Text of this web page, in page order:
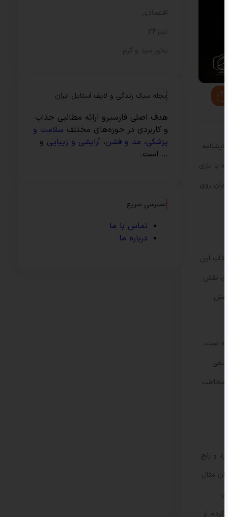
با بازی
روی
این
نقش
نقش
است،
سعی
مخاطب
و رنج
مثال
از
اقتصادی
تیتر24
بخور سرد و گرم
مجله سبک زندگی و لایف استایل ایران
هدف اصلی فارسیرو ارائه مطالبی جذاب
و کاربردی در حوزه‌های مختلف سلامت و
پزشکی، مد و فشن، آرایشی و زیبایی و
… است.
دسترسی سریع
تماس با ما
درباره ما